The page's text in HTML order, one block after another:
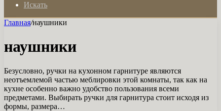
Искать
Главная/наушники
наушники
Безусловно, ручки на кухонном гарнитуре являются
неотъемлемой частью меблировки этой комнаты, так как на
кухне особенно важно удобство пользования всеми
предметами. Выбирать ручки для гарнитура стоит исходя из
формы, размера…